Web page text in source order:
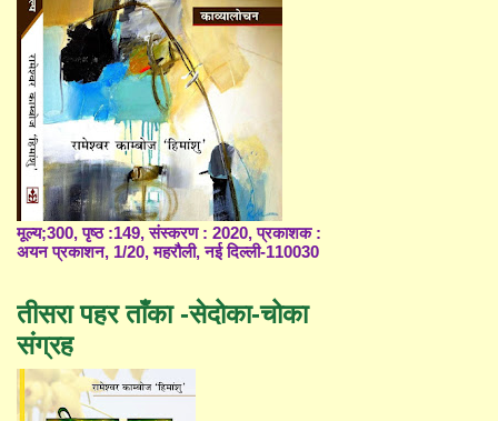
मूल्य;300, पृष्ठ :149, संस्करण : 2020, प्रकाशक :
अयन प्रकाशन, 1/20, महरौली, नई दिल्ली-110030
तीसरा पहर ताँका -सेदोका-चोका
संग्रह